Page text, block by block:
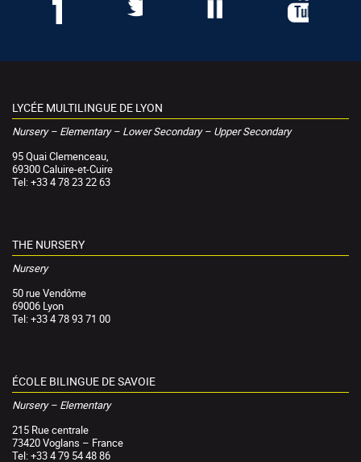
LYCÉE MULTILINGUE DE LYON
Nursery – Elementary – Lower Secondary – Upper Secondary
95 Quai Clemenceau,
69300 Caluire-et-Cuire
Tel: +33 4 78 23 22 63
THE NURSERY
Nursery
50 rue Vendôme
69006 Lyon
Tel: +33 4 78 93 71 00
ÉCOLE BILINGUE DE SAVOIE
Nursery – Elementary
215 Rue centrale
73420 Voglans – France
Tel: +33 4 79 54 48 86